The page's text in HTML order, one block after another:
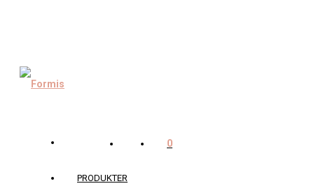
PRODUKTER
0